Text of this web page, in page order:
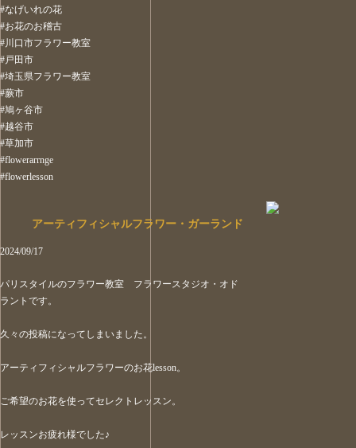
#なげいれの花
#お花のお稽古
#川口市フラワー教室
#戸田市
#埼玉県フラワー教室
#蕨市
#鳩ヶ谷市
#越谷市
#草加市
#flowerarrnge
#flowerlesson
アーティフィシャルフラワー・ガーランド
2024/09/17
パリスタイルのフラワー教室 フラワースタジオ・オド
ラントです。
久々の投稿になってしまいました。
アーティフィシャルフラワーのお花lesson。
ご希望のお花を使ってセレクトレッスン。
レッスンお疲れ様でした♪